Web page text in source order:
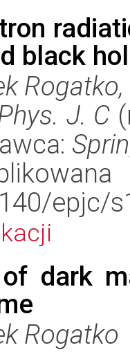
black
J. C
of dark
Rogatko